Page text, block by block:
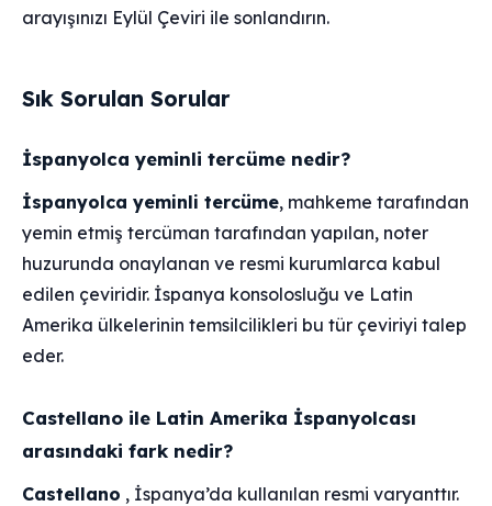
arayışınızı Eylül Çeviri ile sonlandırın.
Sık Sorulan Sorular
İspanyolca yeminli tercüme nedir?
İspanyolca yeminli tercüme, mahkeme tarafından
yemin etmiş tercüman tarafından yapılan, noter
huzurunda onaylanan ve resmi kurumlarca kabul
edilen çeviridir. İspanya konsolosluğu ve Latin
Amerika ülkelerinin temsilcilikleri bu tür çeviriyi talep
eder.
Castellano ile Latin Amerika İspanyolcası
arasındaki fark nedir?
Castellano , İspanya’da kullanılan resmi varyanttır.